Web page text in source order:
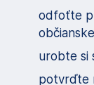
odfoťte
urobte si
potvrďte